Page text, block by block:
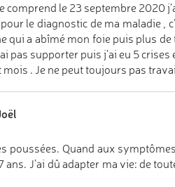
le 23 septembre 2020
le diagnostic de ma maladie ,
qui a abîmé mon foie puis plus
pas supporter puis j’ai eu 5
. Je ne peut toujours pas
poussées. Quand aux
ans. J’ai dû adapter ma vie: de